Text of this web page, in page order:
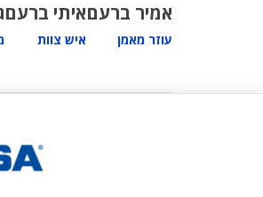
אמיר ברעם
עוזר מאמן
איתי ברעם
איש צוות